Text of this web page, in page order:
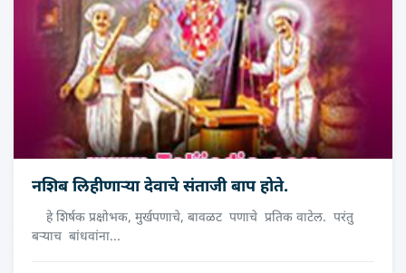
नशिब लिहीणार्‍या देवाचे संताजी बाप होते.
हे शिर्षक प्रक्षोभक, मुर्खपणाचे, बावळट पणाचे प्रतिक वाटेल. परंतु
बर्‍याच बांधवांना...